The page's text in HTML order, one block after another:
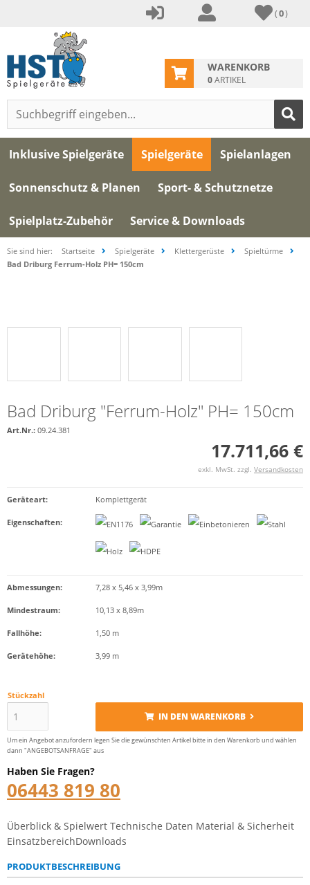
(0)
WARENKORB
0ARTIKEL
Inklusive Spielgeräte Spielgeräte Spielanlagen
Sonnenschutz & Planen Sport- & Schutznetze
Spielplatz-Zubehör Service & Downloads
Sie sind hier: Startseite Spielgeräte Klettergerüste
Spieltürme
Bad Driburg Ferrum-Holz PH= 150cm
Bad Driburg "Ferrum-Holz" PH= 150cm
Art.Nr.: 09.24.381
17.711,66 €
exkl. MwSt. zzgl. Versandkosten
Geräteart: Komplettgerät
Eigenschaften:
Abmessungen: 7,28 x 5,46 x 3,99m
Mindestraum: 10,13 x 8,89m
Fallhöhe: 1,50 m
Gerätehöhe: 3,99 m
Stückzahl
IN DEN WARENKORB
Um ein Angebot anzufordern legen Sie die gewünschten Artikel bitte in den Warenkorb und wählen
dann "ANGEBOTSANFRAGE" aus
Haben Sie Fragen?
06443 819 80
Überblick & Spielwert Technische Daten Material & Sicherheit
EinsatzbereichDownloads
PRODUKTBESCHREIBUNG